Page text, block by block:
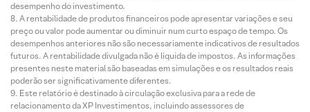
desempenho do investimento.
A rentabilidade de produtos financeiros pode apresentar variações e seu
preço ou valor pode aumentar ou diminuir num curto espaço de tempo. Os
desempenhos anteriores não são necessariamente indicativos de resultados
futuros. A rentabilidade divulgada não é líquida de impostos. As informações
presentes neste material são baseadas em simulações e os resultados reais
poderão ser significativamente diferentes.
Este relatório é destinado à circulação exclusiva para a rede de
relacionamento da XP Investimentos, incluindo assessores de